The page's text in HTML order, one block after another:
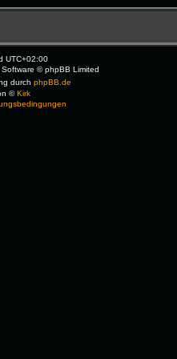
UTC+02:00
© phpBB Limited
durchphpBB.de
©Kirk